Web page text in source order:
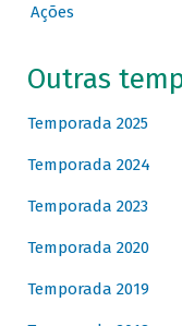
Ações
Outras
Temporada 2025
Temporada 2024
Temporada 2023
Temporada 2020
Temporada 2019